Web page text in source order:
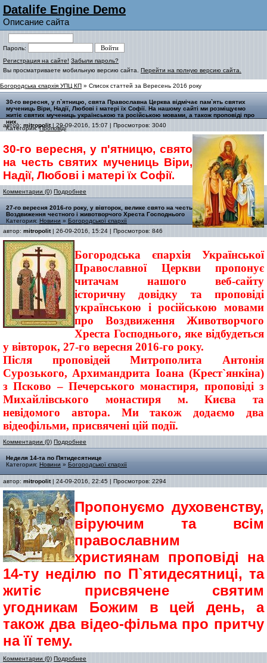
Datalife Engine Demo
Описание сайта
Пароль:
Регистрация на сайте! Забыли пароль?
Вы просматриваете мобильную версию сайта. Перейти на полную версию сайта.
Богородська єпархія УПЦ КП » Список статтей за Вересень 2016 року
30-го вересня, у п`ятницю, свята Православна Церква відмічає пам`ять святих
мучениць Віри, Надії, Любові і матері їх Софії. На нашому сайті ми розміщуємо
житіє святих мучениць українською та російською мовами, а також проповіді про
них.
Категория:Проповіді
автор: mitropolit| 29-09-2016, 15:07 | Просмотров: 3040
30-го вересня, у п'ятницю, свято
на честь святих мучениць Віри,
Надії, Любові і матері їх Софії.
Комментарии (0) Подробнее
27-го вересня 2016-го року, у вівторок, велике свято на честь
Воздвиження честного і животворчого Хреста Господнього
Категория: Новини » Богородської єпархії
автор: mitropolit| 26-09-2016, 15:24 | Просмотров: 846
Богородська єпархія Української
Православної Церкви пропонує
читачам нашого веб-сайту
історичну довідку та проповіді
українською і російською мовами
про Воздвиження Животворчого
Хреста Господнього, яке відбудеться
у вівторок, 27-го вересня 2016-го року.
Після проповідей Митрополита Антонія
Сурозького, Архимандрита Іоана (Крест`янкіна)
з Псково – Печерського монастиря, проповіді з
Михайлівського монастиря м. Києва та
невідомого автора. Ми також додаємо два
відеофільми, присвячені цій події.
Комментарии (0) Подробнее
Неделя 14-та по Пятидесятнице
Категория: Новини » Богородської єпархії
автор: mitropolit| 24-09-2016, 22:45 | Просмотров: 2294
Пропонуємо духовенству,
віруючим та всім
православним
християнам проповіді на
14-ту неділю по П`ятидесятниці, та
житіє присвячене святим
угодникам Божим в цей день, а
також два відео-фільма про притчу
на її тему.
Комментарии (0) Подробнее